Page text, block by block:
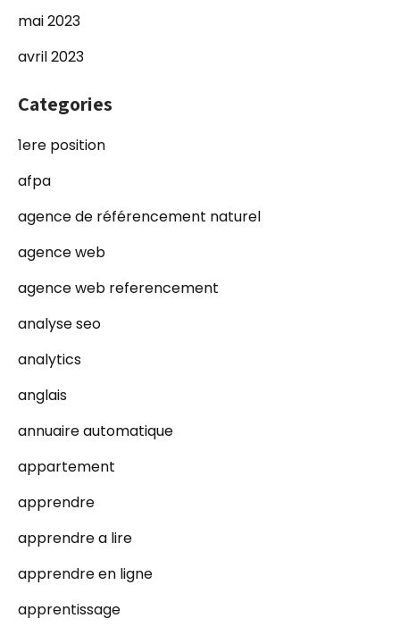
mai 2023
avril 2023
Categories
1ere position
afpa
agence de référencement naturel
agence web
agence web referencement
analyse seo
analytics
anglais
annuaire automatique
appartement
apprendre
apprendre a lire
apprendre en ligne
apprentissage